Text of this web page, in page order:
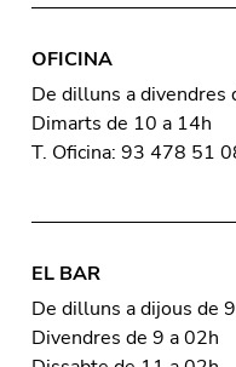
OFICINA
De dilluns a divendres
Dimarts de 10 a 14h
T. Oficina: 93 478 51
EL BAR
De dilluns a dijous de
Divendres de 9 a 02h